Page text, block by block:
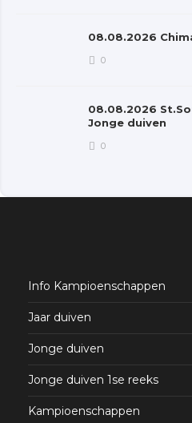
08.08.2026
0
08.08.2026
Jonge duiven
0
Info Kampioenschappen
Jaar duiven
Jonge duiven
Jonge duiven 1se reeks
Kampioenschappen